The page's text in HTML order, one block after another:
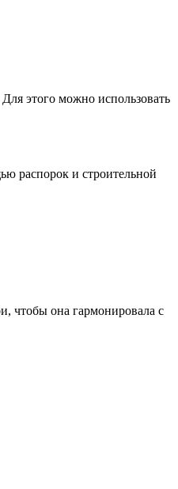
этого можно использовать
распорок и строительной
чтобы она гармонировала с